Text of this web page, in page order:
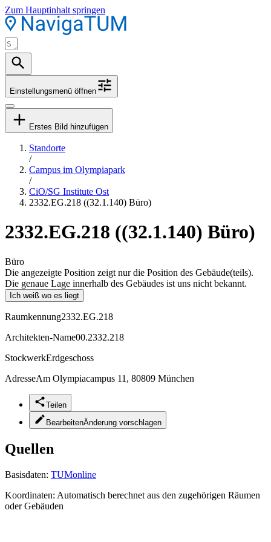
Zum Hauptinhalt springen
Einstellungsmenü öffnen
Erstes Bild hinzufügen
Standorte
/
Campus im Olympiapark
/
CiO/SG Institute Ost
2332.EG.218 ((32.1.140) Büro)
2332.EG.218 ((32.1.140) Büro)
Büro
Die angezeigte Position zeigt nur die Position des Gebäude(teils).
Die genaue Lage innerhalb des Gebäudes ist uns nicht bekannt.
Ich weiß wo es liegt
Raumkennung2332.EG.218
Architekten-Name00.2332.218
StockwerkErdgeschoss
AdresseAm Olympiacampus 11, 80809 München
Teilen
BearbeitenÄnderung vorschlagen
Quellen
Basisdaten: TUMonline
Koordinaten: Automatisch berechnet aus den zugehörigen Räumen
oder Gebäuden